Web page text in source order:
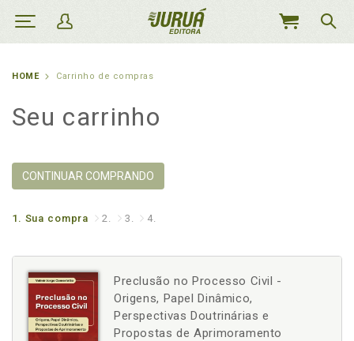
MEU
HOME Carrinho de compras
Seu carrinho
CONTINUAR COMPRANDO
1. Sua compra 2. 3. 4.
Preclusão no Processo Civil -
Origens, Papel Dinâmico,
Perspectivas Doutrinárias e
Propostas de Aprimoramento